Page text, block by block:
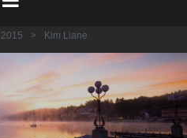
2015 > Kim Liane